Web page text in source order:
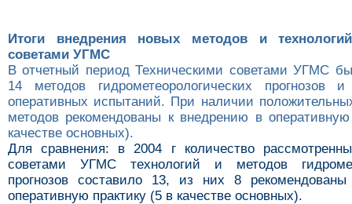
Итоги внедрения новых методов и
советами УГМС
В отчетный период Техническими советами УГМС
14 методов гидрометеорологических прогнозов
оперативных испытаний. При наличии
методов рекомендованы к внедрению в
качестве основных).
Для сравнения: в 2004 г количество
советами УГМС технологий и методов
прогнозов составило 13, из них 8
оперативную практику (5 в качестве основных).